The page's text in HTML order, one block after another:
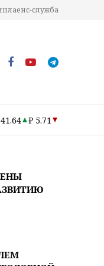
служба
₽ 5.71